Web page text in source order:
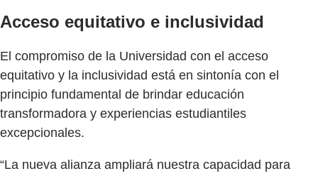
Acceso equitativo e inclusividad
El compromiso de la Universidad con el acceso
equitativo y la inclusividad está en sintonía con el
principio fundamental de brindar educación
transformadora y experiencias estudiantiles
excepcionales.
“La nueva alianza ampliará nuestra capacidad para